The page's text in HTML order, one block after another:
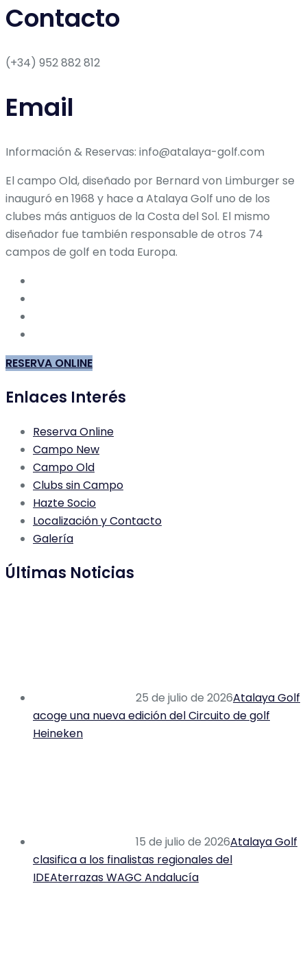
Contacto
(+34) 952 882 812
Email
Información & Reservas: info@atalaya-golf.com
El campo Old, diseñado por Bernard von Limburger se
inauguró en 1968 y hace a Atalaya Golf uno de los
clubes más antiguos de la Costa del Sol. El mismo
diseñador fue también responsable de otros 74
campos de golf en toda Europa.
RESERVA ONLINE
Enlaces Interés
Reserva Online
Campo New
Campo Old
Clubs sin Campo
Hazte Socio
Localización y Contacto
Galería
Últimas Noticias
25 de julio de 2026Atalaya Golf
acoge una nueva edición del Circuito de golf
Heineken
15 de julio de 2026Atalaya Golf
clasifica a los finalistas regionales del
IDEAterrazas WAGC Andalucía